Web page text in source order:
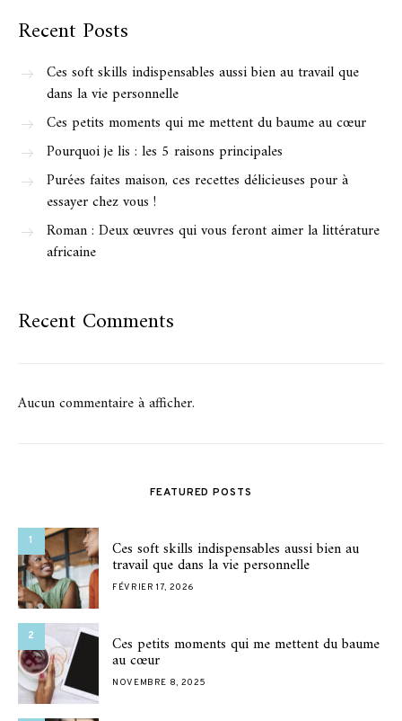
Recent Posts
Ces soft skills indispensables aussi bien au travail que
dans la vie personnelle
Ces petits moments qui me mettent du baume au cœur
Pourquoi je lis : les 5 raisons principales
Purées faites maison, ces recettes délicieuses pour à
essayer chez vous !
Roman : Deux œuvres qui vous feront aimer la littérature
africaine
Recent Comments
Aucun commentaire à afficher.
FEATURED POSTS
1 Ces soft skills indispensables aussi bien au
travail que dans la vie personnelle
FÉVRIER 17, 2026
2 Ces petits moments qui me mettent du baume
au cœur
NOVEMBRE 8, 2025